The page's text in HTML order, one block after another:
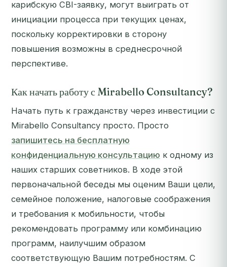
карибскую CBI-заявку, могут выиграть от
инициации процесса при текущих ценах,
поскольку корректировки в сторону
повышения возможны в среднесрочной
перспективе.
Как начать работу с Mirabello Consultancy?
Начать путь к гражданству через инвестиции с
Mirabello Consultancy просто. Просто
запишитесь на бесплатную
конфиденциальную консультацию к одному из
наших старших советников. В ходе этой
первоначальной беседы мы оценим Ваши цели,
семейное положение, налоговые соображения
и требования к мобильности, чтобы
рекомендовать программу или комбинацию
программ, наилучшим образом
соответствующую Вашим потребностям. С